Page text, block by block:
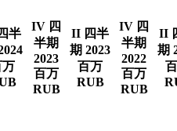
半
万
IV 四
半期
2023
百万
RUB
II 四半
期 2023
百万
RUB
IV 四
半期
2022
百万
RUB
II
期